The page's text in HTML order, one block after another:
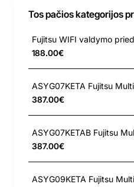
Tos pačios kategorijos
Fujitsu WIFI valdymo
188.00€
387.00€
387.00€